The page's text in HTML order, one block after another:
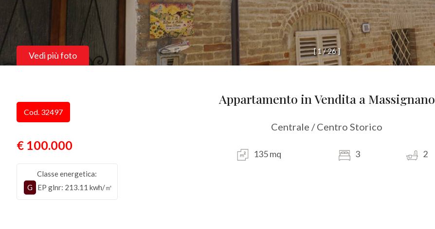
[ 1/26 ]
Vedi più foto
Cod. 32497
€ 100.000
Classe energetica:
G
EP glnr: 213.11 kwh/㎡
Appartamento in Vendita a Massignano
Centrale / Centro Storico
135 mq 3 2